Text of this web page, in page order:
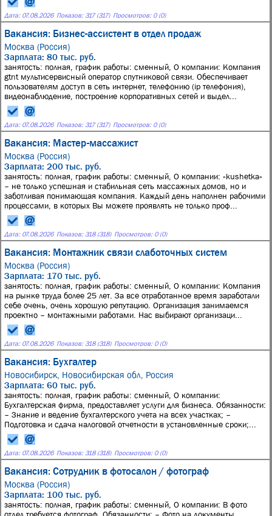
Дата: 07.08.2026 Показов: 317 (317) Просмотров: 0 (0)
Вакансия: Бизнес-ассистент в отдел продаж
Москва (Россия)
Зарплата: 80 тыс. руб.
занятость: полная, график работы: сменный, О компании: Компания
gtnt мультисервисный оператор спутниковой связи. Обеспечивает
пользователям доступ в сеть интернет, телефонию (ip телефония),
видеонаблюдение, построение корпоративных сетей и выдел...
Дата: 07.08.2026 Показов: 317 (317) Просмотров: 0 (0)
Вакансия: Мастер-массажист
Москва (Россия)
Зарплата: 200 тыс. руб.
занятость: полная, график работы: сменный, О компании: «kushetka»
– не только успешная и стабильная сеть массажных домов, но и
заботливая понимающая компания. Каждый день наполнен рабочими
процессами, в которых Вы можете проявлять не только проф...
Дата: 07.08.2026 Показов: 318 (318) Просмотров: 0 (0)
Вакансия: Монтажник связи слаботочных систем
Москва (Россия)
Зарплата: 170 тыс. руб.
занятость: полная, график работы: сменный, О компании: Компания
на рынке труда более 25 лет. За все отработанное время заработали
себе очень, очень хорошую репутацию. Организация занимаемся
проектно – монтажными работами. Нас выбирают организаци...
Дата: 07.08.2026 Показов: 318 (318) Просмотров: 0 (0)
Вакансия: Бухгалтер
Новосибирск, Новосибирская обл, Россия
Зарплата: 60 тыс. руб.
занятость: полная, график работы: сменный, О компании:
Бухгалтерская фирма, предоставляет услуги для бизнеса. Обязанности:
– Знание и ведение бухгалтерского учета на всех участках; –
Подготовка и сдача налоговой отчетности в установленные сроки;...
Дата: 07.08.2026 Показов: 318 (318) Просмотров: 0 (0)
Вакансия: Сотрудник в фотосалон / фотограф
Москва (Россия)
Зарплата: 100 тыс. руб.
занятость: полная, график работы: сменный, О компании: В фото